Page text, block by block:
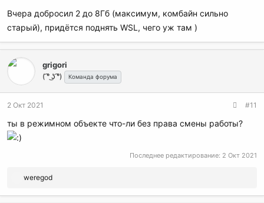
Вчера добросил 2 до 8Гб (максимум, комбайн сильно
старый), придётся поднять WSL, чего уж там )
grigori
( ͡° ͜ʖ ͡°) Команда форума
2 Окт 2021 #11
ты в режимном объекте что-ли без права смены работы?
Последнее редактирование: 2 Окт 2021
Р
а
weregod